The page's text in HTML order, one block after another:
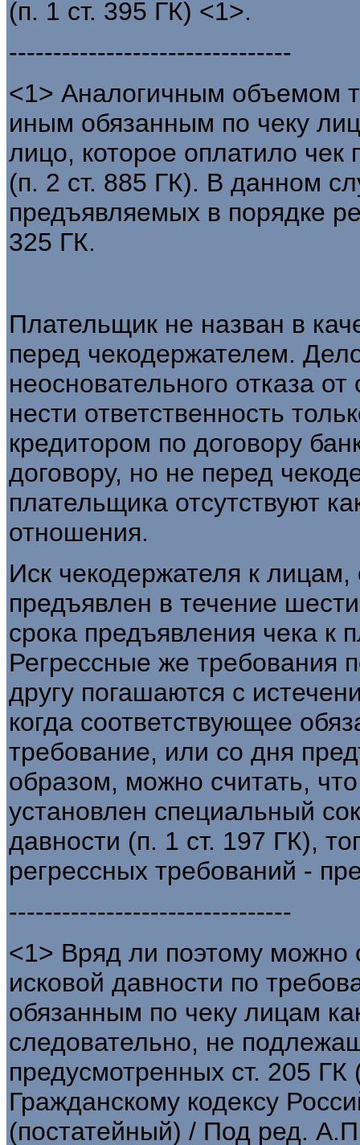
(п. 1 ст. 395 ГК) <1>.
--------------------------------
<1> Аналогичным объемом
иным обязанным по чеку
лицо, которое оплатило
(п. 2 ст. 885 ГК). В данном
предъявляемых в порядке
325 ГК.
Плательщик не назван в
перед чекодержателем.
неосновательного отказа
нести ответственность
кредитором по договору
договору, но не перед
плательщика отсутствуют
отношения.
Иск чекодержателя к
предъявлен в течение
срока предъявления чека к
Регрессные же требования
другу погашаются с
когда соответствующее
требование, или со дня
образом, можно считать,
установлен специальный
давности (п. 1 ст. 197 ГК),
регрессных требований -
--------------------------------
<1> Вряд ли поэтому можно
исковой давности по
обязанным по чеку лицам
следовательно, не
предусмотренных ст. 205
Гражданскому кодексу
(постатейный) / Под ред.